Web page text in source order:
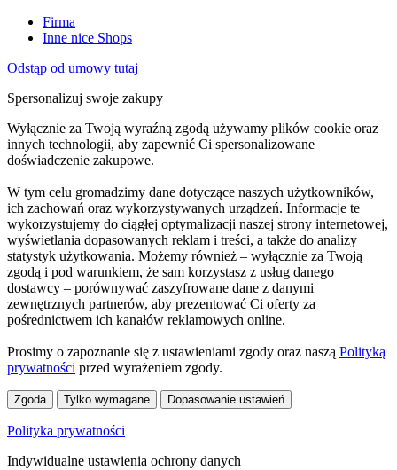
Firma
Inne nice Shops
Odstąp od umowy tutaj
Spersonalizuj swoje zakupy
Wyłącznie za Twoją wyraźną zgodą używamy plików cookie oraz
innych technologii, aby zapewnić Ci spersonalizowane
doświadczenie zakupowe.
W tym celu gromadzimy dane dotyczące naszych użytkowników,
ich zachowań oraz wykorzystywanych urządzeń. Informacje te
wykorzystujemy do ciągłej optymalizacji naszej strony internetowej,
wyświetlania dopasowanych reklam i treści, a także do analizy
statystyk użytkowania. Możemy również – wyłącznie za Twoją
zgodą i pod warunkiem, że sam korzystasz z usług danego
dostawcy – porównywać zaszyfrowane dane z danymi
zewnętrznych partnerów, aby prezentować Ci oferty za
pośrednictwem ich kanałów reklamowych online.
Prosimy o zapoznanie się z ustawieniami zgody oraz naszą Polityką
prywatności przed wyrażeniem zgody.
Zgoda Tylko wymagane Dopasowanie ustawień
Polityka prywatności
Indywidualne ustawienia ochrony danych